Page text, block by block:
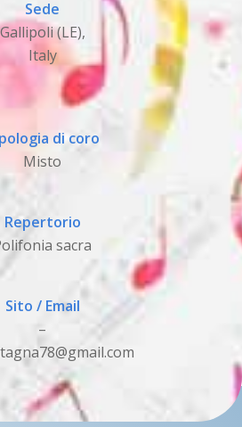
Sede
Gallipoli (LE),
Italy
di coro
Misto
Repertorio
sacra
Sito / Email
–